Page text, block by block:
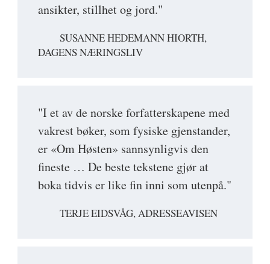
ansikter, stillhet og jord."
SUSANNE HEDEMANN HIORTH,
DAGENS NÆRINGSLIV
"I et av de norske forfatterskapene med
vakrest bøker, som fysiske gjenstander,
er «Om Høsten» sannsynligvis den
fineste … De beste tekstene gjør at
boka tidvis er like fin inni som utenpå."
TERJE EIDSVÅG, ADRESSEAVISEN